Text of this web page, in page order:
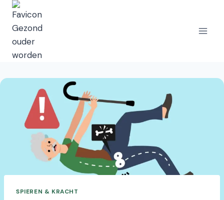
Doorgaan
naar
inhoud
SPIEREN & KRACHT